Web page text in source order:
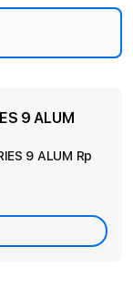
9 ALUM
9 ALUM Rp